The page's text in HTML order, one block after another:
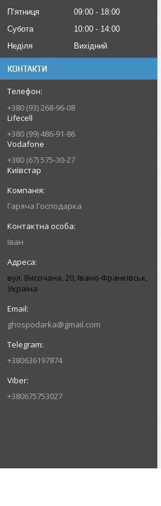
Пʼятниця
09:00
18:00
Субота
10:00
14:00
Неділя
Вихідний
КОНТАКТИ
+380 (93) 268-96-08
Lifecell
+380 (99) 486-91-86
Vodafone
+380 (67) 575-30-27
Київстар
Гаряча Господарка
Іван
вул. Височана, 20, Івано-Франківськ,
Україна
ghospodarka@gmail.com
+380636197874
+380675753027